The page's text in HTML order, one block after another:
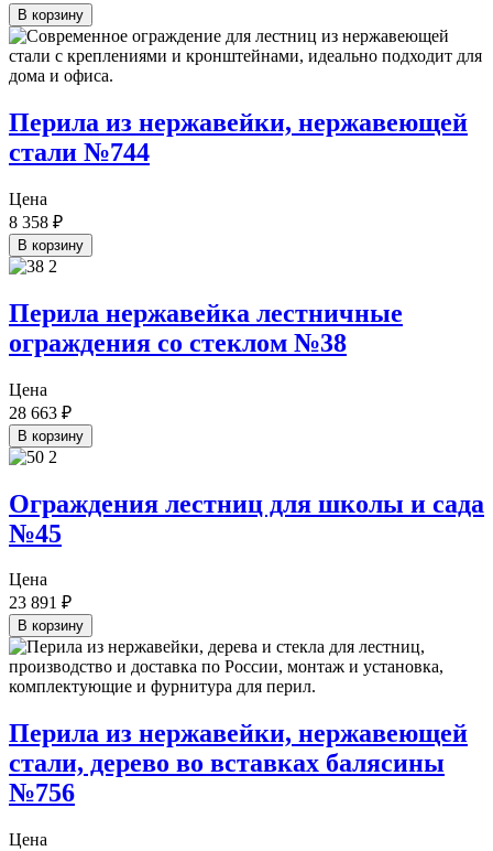
В корзину
Перила из нержавейки, нержавеющей
стали №744
Цена
8 358 ₽
В корзину
Перила нержавейка лестничные
ограждения со стеклом №38
Цена
28 663 ₽
В корзину
Ограждения лестниц для школы и сада
№45
Цена
23 891 ₽
В корзину
Перила из нержавейки, нержавеющей
стали, дерево во вставках балясины
№756
Цена